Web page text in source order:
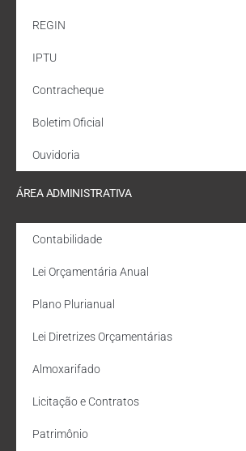
REGIN
IPTU
Contracheque
Boletim Oficial
Ouvidoria
ÁREA ADMINISTRATIVA
Contabilidade
Lei Orçamentária Anual
Plano Plurianual
Lei Diretrizes Orçamentárias
Almoxarifado
Licitação e Contratos
Patrimônio